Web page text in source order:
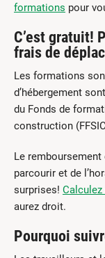
formations pour
C’est gratuit!
frais de
Les formations
d’hébergement
du Fonds de
construction
Le
parcourir et de
surprises!
aurez droit.
Pourquoi